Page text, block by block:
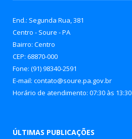
End.: Segunda Rua, 381
Centro - Soure - PA
Bairro: Centro
CEP: 68870-000
Fone: (91) 98340-2591
E-mail: contato@soure.pa.gov.br
Horário de atendimento: 07:30 às 13:30
ÚLTIMAS PUBLICAÇÕES